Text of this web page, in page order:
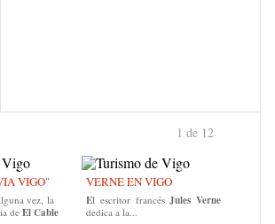
VIGO"
vez, la
de El Cable
VERNE EN VIGO
El escritor francésJules Verne
dedica a la...
1 de 12